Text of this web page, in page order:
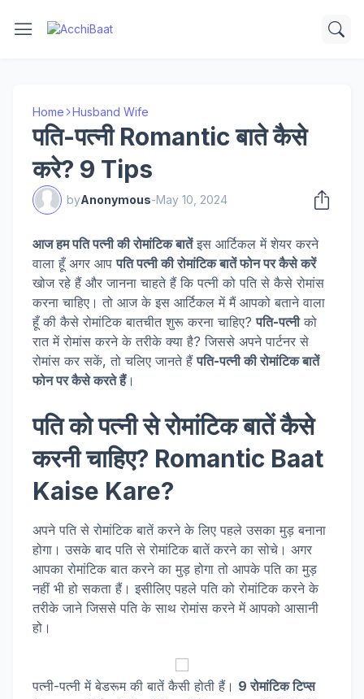
Home Husband Wife
पति-पत्नी Romantic बाते कैसे
करे? 9 Tips
byAnonymous-May 10, 2024
आज हम पति पत्नी की रोमांटिक बातेंइस आर्टिकल में शेयर करने
वाला हूँ अगर आपपति पत्नी की रोमांटिक बातें फोन पर कैसे करें
खोज रहे हैं और जानना चाहते हैं कि पत्नी को पति से कैसे रोमांस
करना चाहिए। तो आज के इस आर्टिकल में मैं आपको बताने वाला
हूँ की कैसे रोमांटिक बातचीत शुरू करना चाहिए?पति-पत्नीको
रात में रोमांस करने के तरीके क्या है? जिससे अपने पार्टनर से
रोमांस कर सकें, तो चलिए जानते हैंपति-पत्नी की रोमांटिक बातें
फोन पर कैसे करते हैं।
पति को पत्नी से रोमांटिक बातें कैसे
करनी चाहिए? Romantic Baat
Kaise Kare?
अपने पति से रोमांटिक बातें करने के लिए पहले उसका मुड़ बनाना
होगा। उसके बाद पति से रोमांटिक बातें करने का सोचे। अगर
आपका रोमांटिक बात करने का मुड़ होगा तो आपके पति का मुड़
नहीं भी हो सकता हैं। इसीलिए पहले पति को रोमांटिक करने के
तरीके जाने जिससे पति के साथ रोमांस करने में आपको आसानी
हो।
पत्नी-पत्नी में बेडरूम की बातें कैसी होती हैं। 9 रोमांटिक टिप्स